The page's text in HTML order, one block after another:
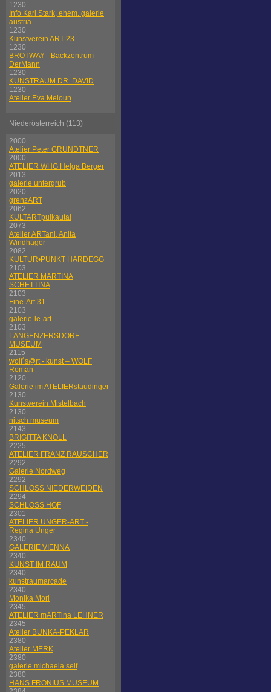
1230
Info Karl Stark, ehem. galerie
austria
1230
Kunstverein ART 23
1230
BROTWAY - Backzentrum
DerMann
1230
KUNSTRAUM DR. DAVID
1230
Atelier Eva Meloun
Niederösterreich (113)
2000
Atelier Peter GRUNDTNER
2000
ATELIER WHG Helga Berger
2013
galerie untergrub
2020
grenzART
2062
KULTARTpulkautal
2073
Atelier ARTani, Anita
Windhager
2082
KULTUR•PUNKT HARDEGG
2103
ATELIER MARTINA
SCHETTINA
2103
Fine-Art 31
2103
galerie-le-art
2103
LANGENZERSDORF
MUSEUM
2115
wolf´s@rt - kunst – WOLF
Roman
2120
Galerie im ATELIERstaudinger
2130
Kunstverein Mistelbach
2130
nitsch museum
2143
BRIGITTA KNOLL
2225
ATELIER FRANZ RAUSCHER
2292
Galerie Nordweg
2292
SCHLOSS NIEDERWEIDEN
2294
SCHLOSS HOF
2301
ATELIER UNGER-ART -
Regina Unger
2340
GALERIE VIENNA
2340
KUNST IM RAUM
2340
kunstraumarcade
2340
Monika Mori
2345
ATELIER mARTina LEHNER
2345
Atelier BUNKA-PEKLAR
2380
Atelier MERK
2380
galerie michaela seif
2380
HANS FRONIUS MUSEUM